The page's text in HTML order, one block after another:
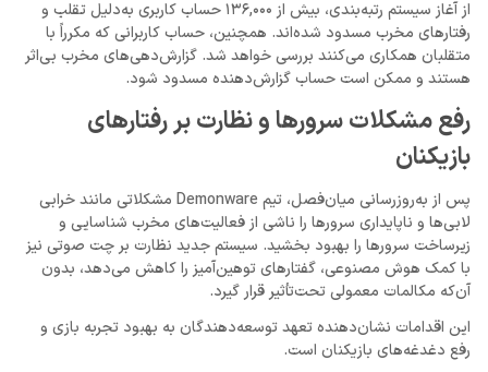
از آغاز سیستم رتبه‌بندی، بیش از 136,000 حساب کاربری به‌دلیل تقلب و
رفتارهای مخرب مسدود شده‌اند. همچنین، حساب کاربرانی که مکرراً با
متقلبان همکاری می‌کنند بررسی خواهد شد. گزارش‌دهی‌های مخرب بی‌اثر
هستند و ممکن است حساب گزارش‌دهنده مسدود شود.
رفع مشکلات سرورها و نظارت بر رفتارهای
بازیکنان
پس از به‌روزرسانی میان‌فصل، تیم Demonware مشکلاتی مانند خرابی
لابی‌ها و ناپایداری سرورها را ناشی از فعالیت‌های مخرب شناسایی و
زیرساخت سرورها را بهبود بخشید. سیستم جدید نظارت بر چت صوتی نیز
با کمک هوش مصنوعی، گفتارهای توهین‌آمیز را کاهش می‌دهد، بدون
آن‌که مکالمات معمولی تحت‌تأثیر قرار گیرد.
این اقدامات نشان‌دهنده تعهد توسعه‌دهندگان به بهبود تجربه بازی و
رفع دغدغه‌های بازیکنان است.